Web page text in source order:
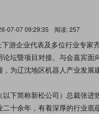
07-07 09:29:35 阅读:257
游企业代表及多位行业专
坛暨项目对接。与会嘉宾面
为辽沈地区机器人产业发展
下简称新松公司）总裁张
十余年，有着深厚的行业